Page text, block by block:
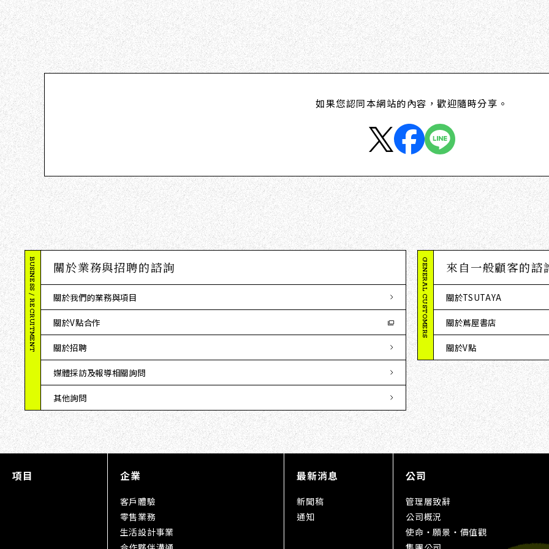
如果您認同本網站的內容，歡迎隨時分享。
BUSINESS / RECRUITMENT 關於業務與招聘的諮詢
關於我們的業務與項目
關於V點合作
關於招聘
媒體採訪及報導相關詢問
其他詢問
GENERAL CUSTOMERS 來自一般顧客的諮
關於TSUTAYA
關於蔦屋書店
關於V點
項目 企業
客戶體驗
零售業務
生活設計事業
最新消息
新聞稿
通知
公司
管理層致辭
公司概況
使命・願景・價值觀